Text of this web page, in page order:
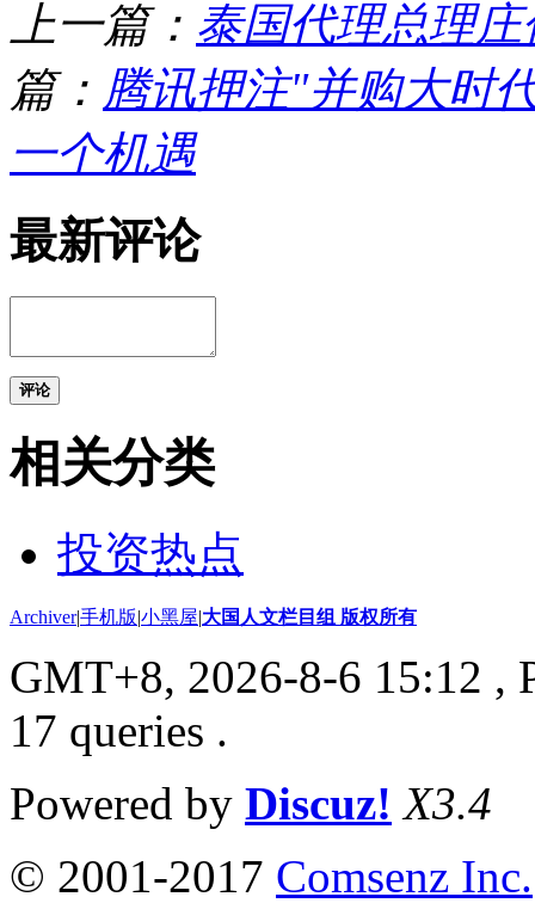
上一篇： 泰国代理总理
篇： 腾讯押注"并购大时
一个机遇
最新评论
评论
相关分类
投资热点
Archiver|手机版|小黑屋|大国人文栏目组 版权所有
GMT+8, 2026-8-6 15:12 ,
17 queries .
Powered by Discuz! X3.4
© 2001-2017 Comsenz Inc.